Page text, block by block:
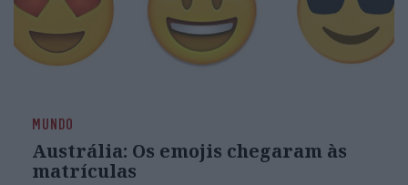
MUNDO
Austrália: Os emojis chegaram às
matrículas